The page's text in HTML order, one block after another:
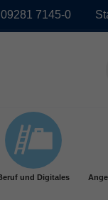
7145-0
und Digitales